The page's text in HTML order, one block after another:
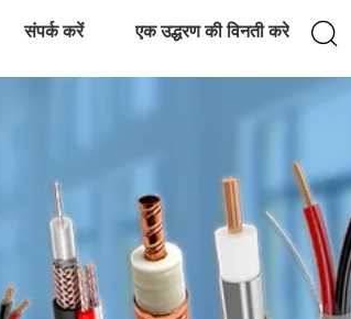
संपर्क करें एक उद्धरण की विनती करे